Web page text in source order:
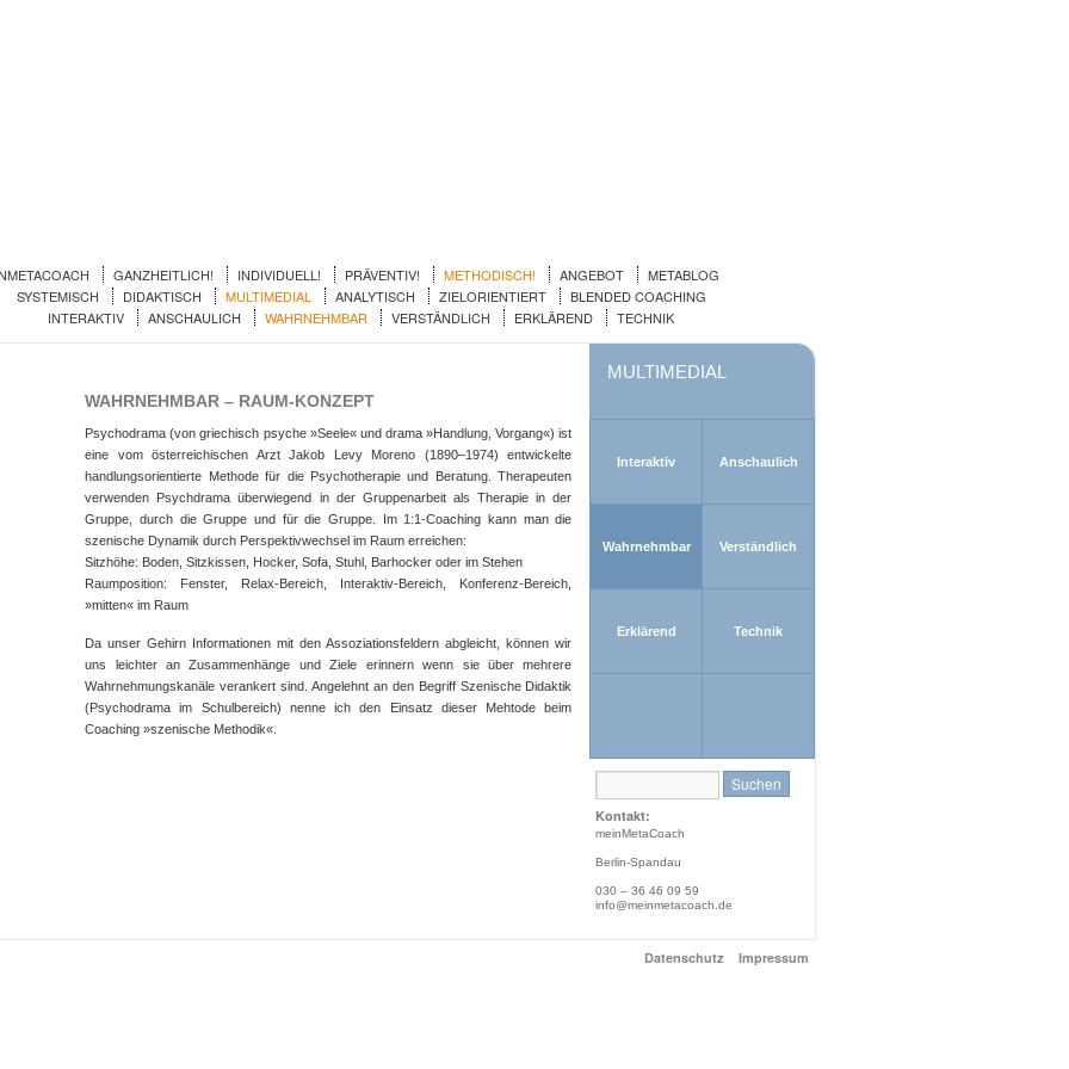
GANZHEITLICH! INDIVIDUELL! PRÄVENTIV!
METHODISCH!
SYSTEMISCH
DIDAKTISCH
MULTIMEDIAL
INTERAKTIV
ANSCHAULICH WAHRNEHMBAR VERSTÄNDLICH ERKLÄREND TECHNIK
ANALYTISCH ZIELORIENTIERT BLENDED COACHING
ANGEBOT METABLOG
WAHRNEHMBAR – RAUM-KONZEPT
Psychodrama (von griechisch psyche »Seele« und drama »Handlung, Vorgang«) ist
eine vom österreichischen Arzt Jakob Levy Moreno (1890–1974) entwickelte
handlungsorientierte Methode für die Psychotherapie und Beratung. Therapeuten
verwenden Psychdrama überwiegend in der Gruppenarbeit als Therapie in der
Gruppe, durch die Gruppe und für die Gruppe. Im 1:1-Coaching kann man die
szenische Dynamik durch Perspektivwechsel im Raum erreichen:
Sitzhöhe: Boden, Sitzkissen, Hocker, Sofa, Stuhl, Barhocker oder im Stehen
Raumposition: Fenster, Relax-Bereich, Interaktiv-Bereich, Konferenz-Bereich,
»mitten« im Raum
Da unser Gehirn Informationen mit den Assoziationsfeldern abgleicht, können wir
uns leichter an Zusammenhänge und Ziele erinnern wenn sie über mehrere
Wahrnehmungskanäle verankert sind. Angelehnt an den Begriff Szenische Didaktik
(Psychodrama im Schulbereich) nenne ich den Einsatz dieser Mehtode beim
Coaching »szenische Methodik«.
MULTIMEDIAL
Interaktiv Anschaulich
Wahrnehmbar Verständlich
Erklärend Technik
Kontakt:
meinMetaCoach
Berlin-Spandau
030 – 36 46 09 59
info@meinmetacoach.de
Impressum
Datenschutz